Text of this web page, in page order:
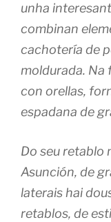
unha
combinan
cachotería de
moldurada. Na
con orellas,
espadana de
Do seu retablo
Asunción, de
laterais hai
retablos, de